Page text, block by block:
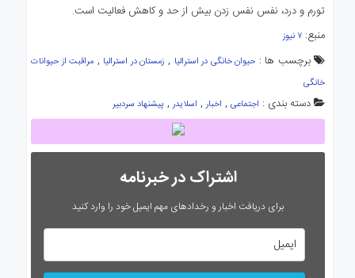
تورم و درد، نفس نفس زدن بیش از حد و کاهش فعالیت است.
منبع: ۷ نیوز
برچسب ها : حیوان خانگی در استرالیا , زمستان در استرالیا , مراقبت از حیوانات
خانگی
دسته بندی : اجتماعی, اخبار, اسلایدر, پیشنهاد سردبیر
اشتراک در خبرنامه
برای دریافت اخبار و رخدادهای مهم ایمیل خود را وارد کنید